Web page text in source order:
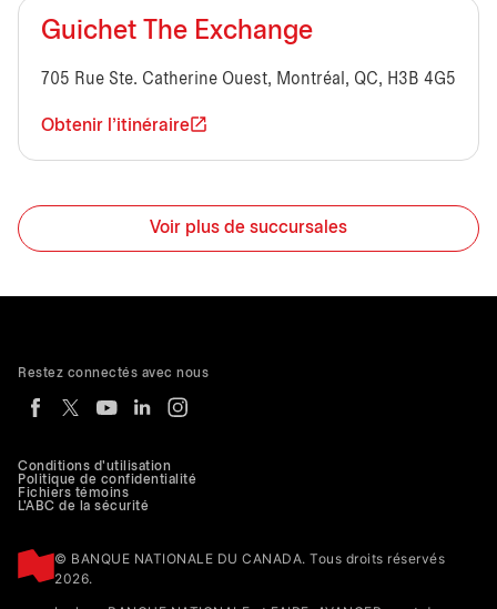
Guichet The Exchange
705 Rue Ste. Catherine Ouest, Montréal, QC, H3B 4G5
Obtenir l'itinéraire
Voir plus de succursales
Conditions d'utilisation
Politique de confidentialité
Fichiers témoins
L'ABC de la sécurité
© BANQUE NATIONALE DU CANADA. Tous droits réservés
2026.
Restez connectés avec nous